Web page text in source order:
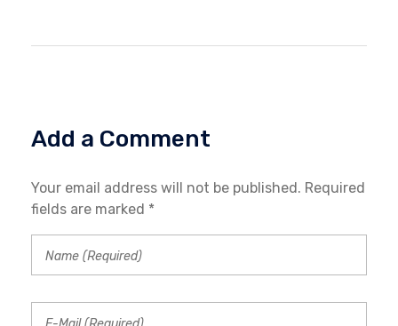
Add a Comment
Your email address will not be published. Required
fields are marked *